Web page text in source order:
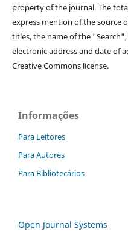
property of the journal. The
express mention of the source
titles, the name of the
electronic address and date of
Creative Commons license.
Informações
Para Leitores
Para Autores
Para Bibliotecários
Open Journal Systems